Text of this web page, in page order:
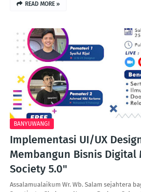
READ MORE »
BANYUWANGI
Implementasi UI/UX
Membangun Bisnis Digital
Society 5.0"
Assalamualaikum Wr. Wb. Salam sejahtera